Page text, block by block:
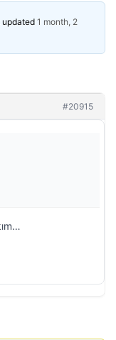
updated 1 month, 2
#20915